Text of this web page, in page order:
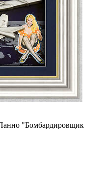
"Бомбардировщик